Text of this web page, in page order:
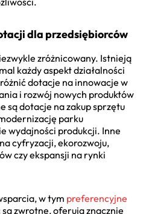
dla przedsiębiorców
zróżnicowany. Istnieją
każdy aspekt działalności
dotacje na innowacje w
i rozwój nowych produktów
są dotacje na zakup sprzętu
parku
wydajności produkcji. Inne
cyfryzacji, ekorozwoju,
czy ekspansji na rynki
w tym preferencyjne
są zwrotne, oferują znacznie